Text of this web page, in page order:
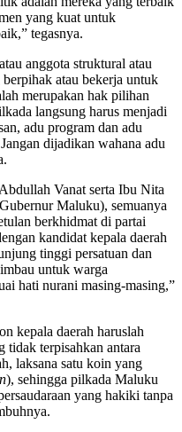
yang kuat untuk
tegasnya.
anggota struktural atau
atau bekerja untuk
merupakan hak pilihan
langsung harus menjadi
adu program dan adu
dijadikan wahana adu
Vanat serta Ibu Nita
Maluku), semuanya
berkhidmat di partai
kandidat kepala daerah
tinggi persatuan dan
untuk warga
hati nurani masing-masing,”
kepala daerah haruslah
tidak terpisahkan antara
laksana satu koin yang
), sehingga pilkada Maluku
yang hakiki tanpa